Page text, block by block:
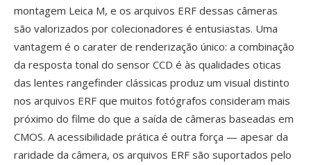
montagem Leica M, e os arquivos ERF dessas câmeras
são valorizados por colecionadores é entusiastas. Uma
vantagem é o carater de renderização único: a combinação
da resposta tonal do sensor CCD é às qualidades oticas
das lentes rangefinder clássicas produz um visual distinto
nos arquivos ERF que muitos fotógrafos consideram mais
próximo do filme do que a saída de câmeras baseadas em
CMOS. A acessibilidade prática é outra força — apesar da
raridade da câmera, os arquivos ERF são suportados pelo